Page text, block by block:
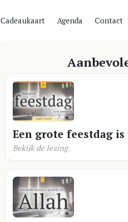
Cadeaukaart Agenda Contact
Een grote feestdag
Bekijk de lezing.